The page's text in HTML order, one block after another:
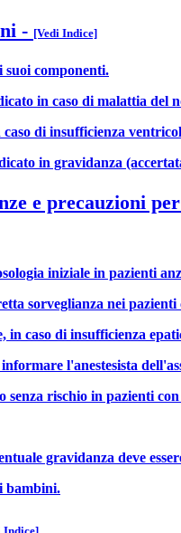
- [Vedi Indice]
suoi componenti.
in caso di malattia del
di insufficienza
in gravidanza
e precauzioni
iniziale in pazienti
sorveglianza nei
in caso di insufficienza
l'anestesista
senza rischio in pazienti
gravidanza deve
bambini.